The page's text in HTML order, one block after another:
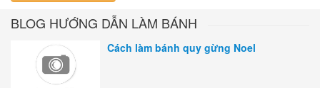
BLOG HƯỚNG DẪN LÀM BÁNH
Cách làm bánh quy gừng Noel